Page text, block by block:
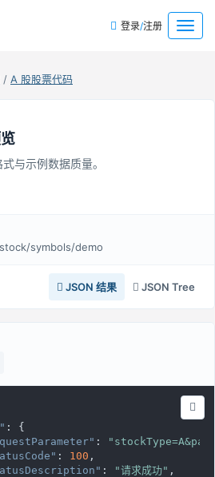
菜
单
登录/注册
/ A 股股票代码
与示例数据质量。
symbols/demo
JSON 结果 JSON Tree
: {
:
: 100 ,
: "请求成功" ,